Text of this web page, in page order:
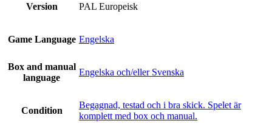
Version PAL Europeisk
Game Language Engelska
Box and manual
language
Engelska och/eller Svenska
Condition
Begagnad, testad och i bra skick. Spelet är
komplett med box och manual.